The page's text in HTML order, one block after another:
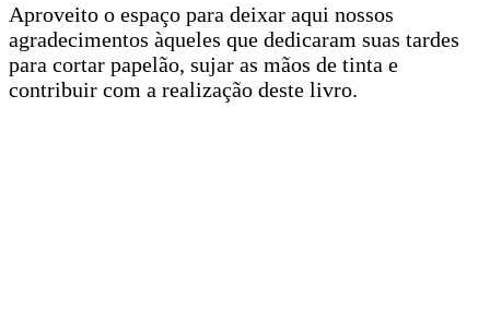
Aproveito o espaço para deixar aqui nossos
agradecimentos àqueles que dedicaram suas tardes
para cortar papelão, sujar as mãos de tinta e
contribuir com a realização deste livro.